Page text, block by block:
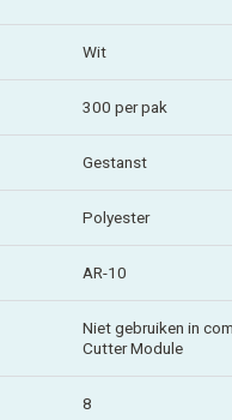
Wit
300 per pak
Gestanst
Polyester
AR-10
Niet gebruiken in
Cutter Module
8